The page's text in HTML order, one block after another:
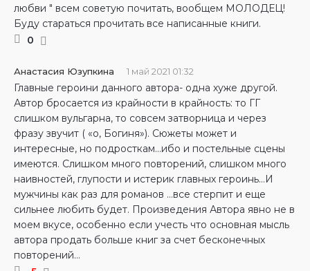
любви " всем советую почитать, вообщем МОЛОДЕЦ!
Буду стараться прочитать все написанные книги.
0
Анастасия Юзупкина 1 май 2021 01:32
Главные героини данного автора- одна хуже другой.
Автор бросается из крайности в крайность: то ГГ
слишком вульгарна, то совсем затворница и через
фразу звучит ( «о, Богиня»). Сюжеты может и
интересные, но подросткам…ибо и постельные сцены
имеются. Слишком много повторений, слишком много
наивностей, глупости и истерик главных героинь…И
мужчины как раз для романов …все стерпит и еще
сильнее любить будет. Произведения Автора явно не в
моем вкусе, особенно если учесть что основная мысль
автора продать больше книг за счет бесконечных
повторений…